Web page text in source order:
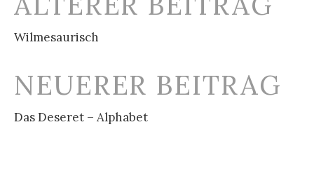
Wilmesaurisch
NEUERER BEITRAG
Das Deseret – Alphabet